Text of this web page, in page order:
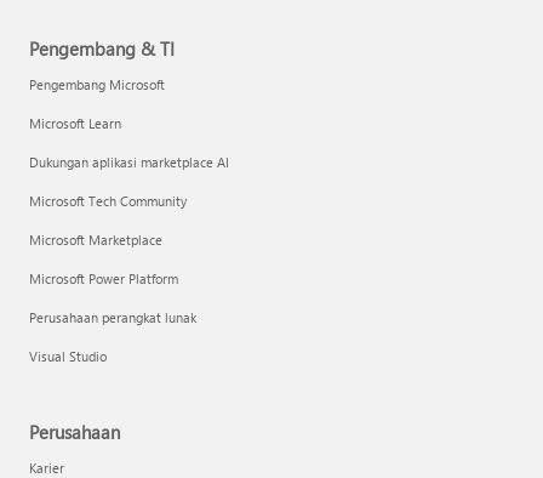
Pengembang & TI
Pengembang Microsoft
Microsoft Learn
Dukungan aplikasi marketplace AI
Microsoft Tech Community
Microsoft Marketplace
Microsoft Power Platform
Perusahaan perangkat lunak
Visual Studio
Perusahaan
Karier